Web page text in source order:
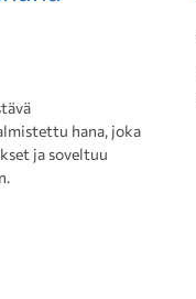
hana, joka
ja soveltuu